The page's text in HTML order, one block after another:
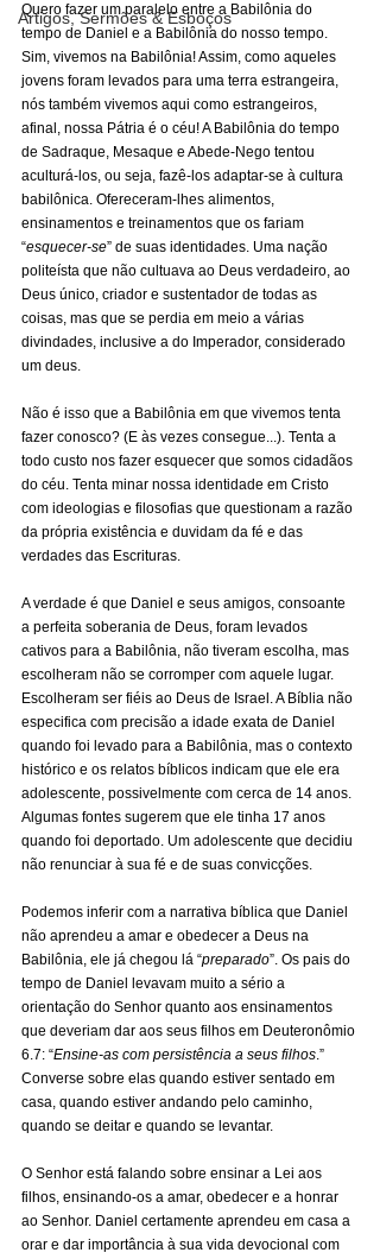
Artigos, Sermões & Esboços
Quero fazer um paralelo entre a Babilônia do
tempo de Daniel e a Babilônia do nosso tempo.
Sim, vivemos na Babilônia! Assim, como aqueles
jovens foram levados para uma terra estrangeira,
nós também vivemos aqui como estrangeiros,
afinal, nossa Pátria é o céu! A Babilônia do tempo
de Sadraque, Mesaque e Abede-Nego tentou
aculturá-los, ou seja, fazê-los adaptar-se à cultura
babilônica. Ofereceram-lhes alimentos,
ensinamentos e treinamentos que os fariam
“esquecer-se” de suas identidades. Uma nação
politeísta que não cultuava ao Deus verdadeiro, ao
Deus único, criador e sustentador de todas as
coisas, mas que se perdia em meio a várias
divindades, inclusive a do Imperador, considerado
um deus.
Não é isso que a Babilônia em que vivemos tenta
fazer conosco? (E às vezes consegue...). Tenta a
todo custo nos fazer esquecer que somos cidadãos
do céu. Tenta minar nossa identidade em Cristo
com ideologias e filosofias que questionam a razão
da própria existência e duvidam da fé e das
verdades das Escrituras.
A verdade é que Daniel e seus amigos, consoante
a perfeita soberania de Deus, foram levados
cativos para a Babilônia, não tiveram escolha, mas
escolheram não se corromper com aquele lugar.
Escolheram ser fiéis ao Deus de Israel. A Bíblia não
especifica com precisão a idade exata de Daniel
quando foi levado para a Babilônia, mas o contexto
histórico e os relatos bíblicos indicam que ele era
adolescente, possivelmente com cerca de 14 anos.
Algumas fontes sugerem que ele tinha 17 anos
quando foi deportado. Um adolescente que decidiu
não renunciar à sua fé e de suas convicções.
Podemos inferir com a narrativa bíblica que Daniel
não aprendeu a amar e obedecer a Deus na
Babilônia, ele já chegou lá “preparado”. Os pais do
tempo de Daniel levavam muito a sério a
orientação do Senhor quanto aos ensinamentos
que deveriam dar aos seus filhos em Deuteronômio
6.7: “Ensine-as com persistência a seus filhos.”
Converse sobre elas quando estiver sentado em
casa, quando estiver andando pelo caminho,
quando se deitar e quando se levantar.
O Senhor está falando sobre ensinar a Lei aos
filhos, ensinando-os a amar, obedecer e a honrar
ao Senhor. Daniel certamente aprendeu em casa a
orar e dar importância à sua vida devocional com